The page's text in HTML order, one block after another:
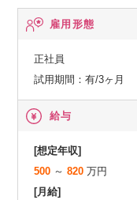
雇用形態
正社員
試用期間：有/3ヶ月
給与
[想定年収]
500 ～820 万円
[月給]